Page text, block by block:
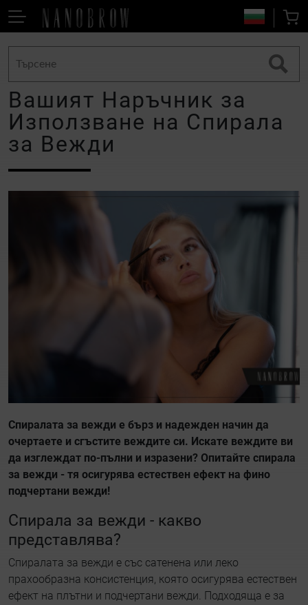
Вашият Наръчник за
Използване на Спирала
за Вежди
Спиралата за вежди е бърз и надежден начин да
очертаете и сгъстите веждите си. Искате веждите ви
да изглеждат по-пълни и изразени? Опитайте спирала
за вежди - тя осигурява естествен ефект на фино
подчертани вежди!
Спирала за вежди - какво
представлява?
Спиралата за вежди е със сатенена или леко
прахообразна консистенция, която осигурява естествен
ефект на плътни и подчертани вежди. Подходяща е за